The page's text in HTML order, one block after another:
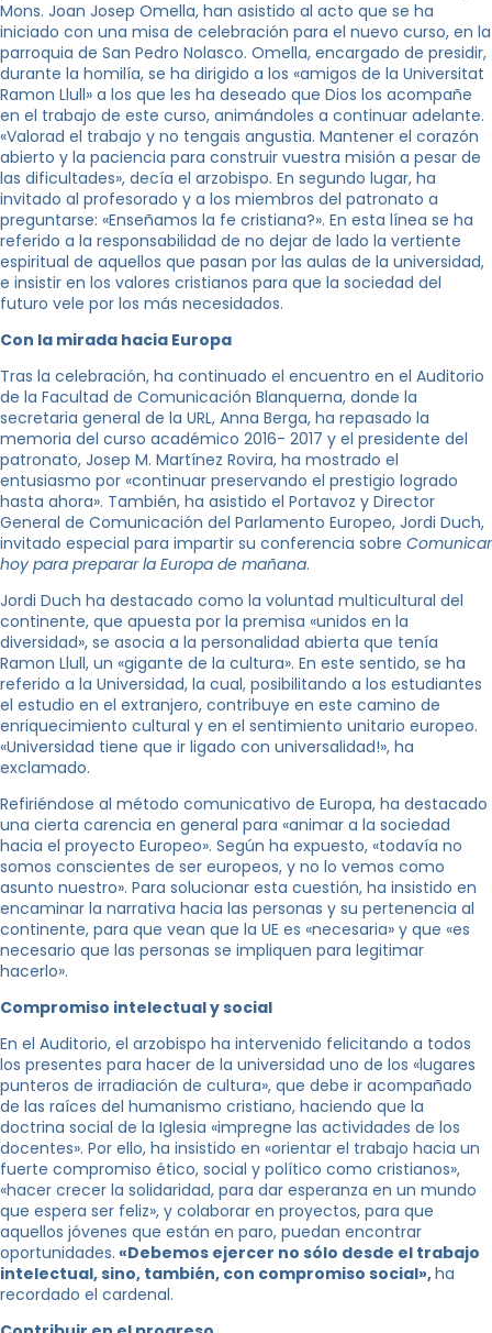
Mons. Joan Josep Omella, han asistido al acto que se ha
iniciado con una misa de celebración para el nuevo curso, en la
parroquia de San Pedro Nolasco. Omella, encargado de presidir,
durante la homilía, se ha dirigido a los «amigos de la Universitat
Ramon Llull» a los que les ha deseado que Dios los acompañe
en el trabajo de este curso, animándoles a continuar adelante.
«Valorad el trabajo y no tengais angustia. Mantener el corazón
abierto y la paciencia para construir vuestra misión a pesar de
las dificultades», decía el arzobispo. En segundo lugar, ha
invitado al profesorado y a los miembros del patronato a
preguntarse: «Enseñamos la fe cristiana?». En esta línea se ha
referido a la responsabilidad de no dejar de lado la vertiente
espiritual de aquellos que pasan por las aulas de la universidad,
e insistir en los valores cristianos para que la sociedad del
futuro vele por los más necesidados.
Con la mirada hacia Europa
Tras la celebración, ha continuado el encuentro en el Auditorio
de la Facultad de Comunicación Blanquerna, donde la
secretaria general de la URL, Anna Berga, ha repasado la
memoria del curso académico 2016- 2017 y el presidente del
patronato, Josep M. Martínez Rovira, ha mostrado el
entusiasmo por «continuar preservando el prestigio logrado
hasta ahora». También, ha asistido el Portavoz y Director
General de Comunicación del Parlamento Europeo, Jordi Duch,
invitado especial para impartir su conferencia sobre Comunicar
hoy para preparar la Europa de mañana.
Jordi Duch ha destacado como la voluntad multicultural del
continente, que apuesta por la premisa «unidos en la
diversidad», se asocia a la personalidad abierta que tenía
Ramon Llull, un «gigante de la cultura». En este sentido, se ha
referido a la Universidad, la cual, posibilitando a los estudiantes
el estudio en el extranjero, contribuye en este camino de
enriquecimiento cultural y en el sentimiento unitario europeo.
«Universidad tiene que ir ligado con universalidad!», ha
exclamado.
Refiriéndose al método comunicativo de Europa, ha destacado
una cierta carencia en general para «animar a la sociedad
hacia el proyecto Europeo». Según ha expuesto, «todavía no
somos conscientes de ser europeos, y no lo vemos como
asunto nuestro». Para solucionar esta cuestión, ha insistido en
encaminar la narrativa hacia las personas y su pertenencia al
continente, para que vean que la UE es «necesaria» y que «es
necesario que las personas se impliquen para legitimar
hacerlo».
Compromiso intelectual y social
En el Auditorio, el arzobispo ha intervenido felicitando a todos
los presentes para hacer de la universidad uno de los «lugares
punteros de irradiación de cultura», que debe ir acompañado
de las raíces del humanismo cristiano, haciendo que la
doctrina social de la Iglesia «impregne las actividades de los
docentes». Por ello, ha insistido en «orientar el trabajo hacia un
fuerte compromiso ético, social y político como cristianos»,
«hacer crecer la solidaridad, para dar esperanza en un mundo
que espera ser feliz», y colaborar en proyectos, para que
aquellos jóvenes que están en paro, puedan encontrar
oportunidades. «Debemos ejercer no sólo desde el trabajo
intelectual, sino, también, con compromiso social»,ha
recordado el cardenal.